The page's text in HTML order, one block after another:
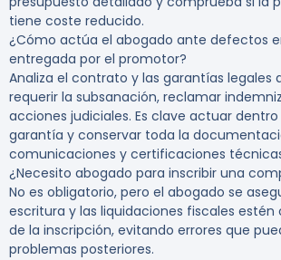
tiene coste reducido.
¿Cómo actúa el abogado ante defectos
entregada por el promotor?
Analiza el contrato y las garantías legales
requerir la subsanación, reclamar
acciones judiciales. Es clave actuar dentro
garantía y conservar toda la
comunicaciones y certificaciones
¿Necesito abogado para inscribir una
No es obligatorio, pero el abogado se
escritura y las liquidaciones fiscales
de la inscripción, evitando errores que
problemas posteriores.